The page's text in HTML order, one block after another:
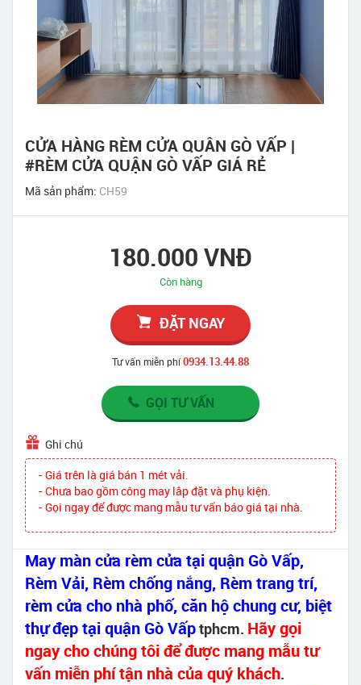
CỬA HÀNG RÈM CỬA QUÂN GÒ VẤP |
#RÈM CỬA QUẬN GÒ VẤP GIÁ RẺ
Mã sản phẩm: CH59
180.000 VNĐ
Còn hàng
ĐẶT NGAY
Tư vấn miễn phí0934.13.44.88
GỌI TƯ VẤN
Ghi chú
- Giá trên là giá bán 1 mét vải.
- Chưa bao gồm công may lắp đặt và phụ kiện.
- Gọi ngay để được mang mẫu tư vấn báo giá tại nhà.
May màn cửa rèm cửa tại quận Gò Vấp,
Rèm Vải, Rèm chống nắng, Rèm trang trí,
rèm cửa cho nhà phố, căn hộ chung cư, biệt
thự đẹp tại quận Gò Vấptphcm. Hãy gọi
ngay cho chúng tôi để được mang mẫu tư
vấn miễn phí tận nhà của quý khách.